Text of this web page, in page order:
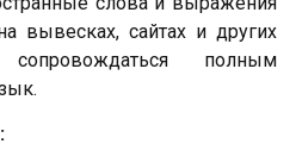
вывесках, сайтах и других
полным